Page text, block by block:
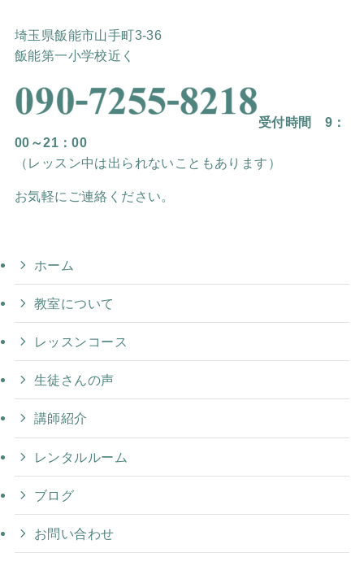
埼玉県飯能市山手町3-36
飯能第一小学校近く
受付時間 9：
00～21：00
（レッスン中は出られないこともあります）
お気軽にご連絡ください。
ホーム
教室について
レッスンコース
生徒さんの声
講師紹介
レンタルルーム
ブログ
お問い合わせ